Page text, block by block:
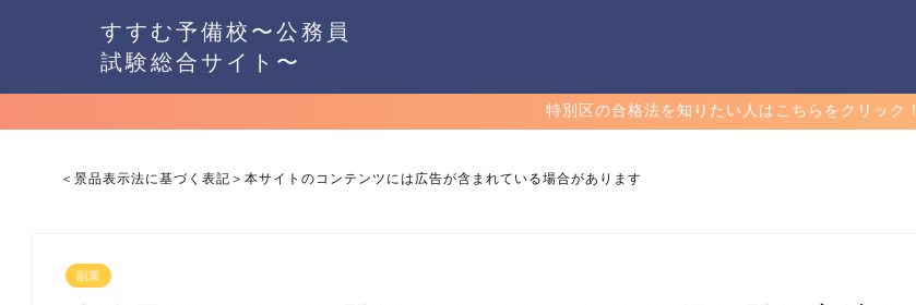
すすむ予備校〜公務員
試験総合サイト〜
特別区の合格法を知りたい人はこちらをクリック！
＜景品表示法に基づく表記＞本サイトのコンテンツには広告が含まれている場合があります
副業